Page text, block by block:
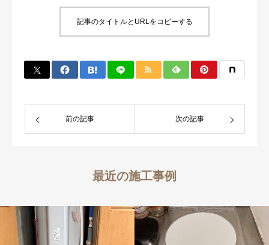
記事のタイトルとURLをコピーする
前の記事 次の記事
最近の施工事例